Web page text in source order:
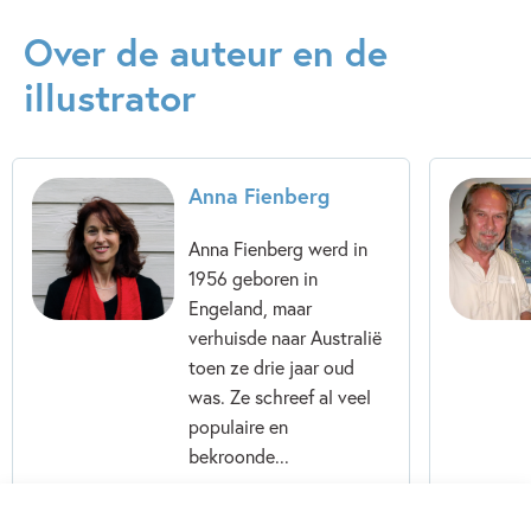
Humor
Sprookjes, mythen & legendes
Vriendschap
Anna Fienberg
Over de auteur en de
illustrator
Anna Fienberg
Anna Fienberg werd in
1956 geboren in
Engeland, maar
verhuisde naar Australië
toen ze drie jaar oud
was. Ze schreef al veel
populaire en
bekroonde...